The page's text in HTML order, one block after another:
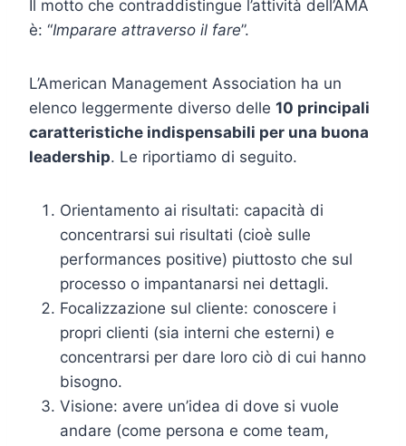
Il motto che contraddistingue l’attività dell’AMA
è: “Imparare attraverso il fare”.
L’American Management Association ha un
elenco leggermente diverso delle 10 principali
caratteristiche indispensabili per una buona
leadership. Le riportiamo di seguito.
Orientamento ai risultati: capacità di
concentrarsi sui risultati (cioè sulle
performances positive) piuttosto che sul
processo o impantanarsi nei dettagli.
Focalizzazione sul cliente: conoscere i
propri clienti (sia interni che esterni) e
concentrarsi per dare loro ciò di cui hanno
bisogno.
Visione: avere un’idea di dove si vuole
andare (come persona e come team,